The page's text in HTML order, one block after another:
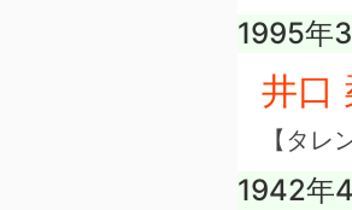
1995年
井口
【タ
1942年